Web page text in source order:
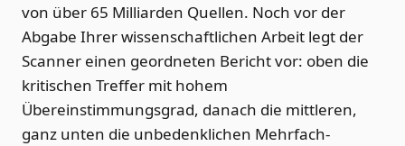
von über 65 Milliarden Quellen. Noch vor der
Abgabe Ihrer wissenschaftlichen Arbeit legt der
Scanner einen geordneten Bericht vor: oben die
kritischen Treffer mit hohem
Übereinstimmungsgrad, danach die mittleren,
ganz unten die unbedenklichen Mehrfach-